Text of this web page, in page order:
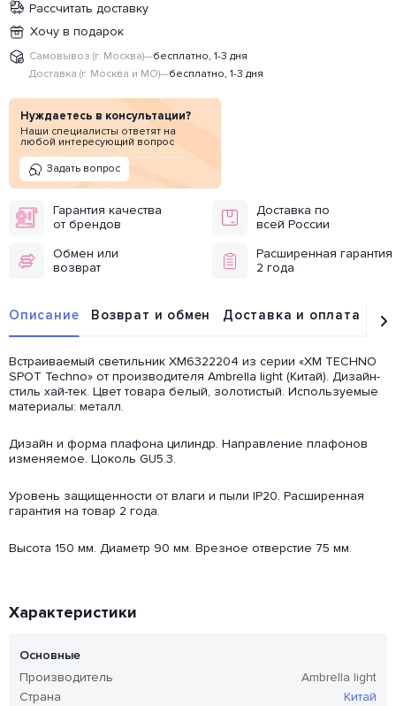
Рассчитать доставку
Хочу в подарок
Самовывоз (г. Москва)—бесплатно, 1-3 дня
Доставка (г. Москва и МО)—бесплатно, 1-3 дня
Нуждаетесь в консультации?
Наши специалисты ответят на
любой интересующий вопрос
Задать вопрос
Гарантия качества
от брендов
Доставка по
всей России
Обмен или
возврат
Расширенная гарантия
2 года
Описание Возврат и обмен Доставка и оплата
Встраиваемый светильник XM6322204 из серии «XM TECHNO
SPOT Techno» от производителя Ambrella light (Китай). Дизайн-
стиль хай-тек. Цвет товара белый, золотистый. Используемые
материалы: металл.
Дизайн и форма плафона цилиндр. Направление плафонов
изменяемое. Цоколь GU5.3.
Уровень защищенности от влаги и пыли IP20. Расширенная
гарантия на товар 2 года.
Высота 150 мм. Диаметр 90 мм. Врезное отверстие 75 мм.
Характеристики
Основные
Производитель
Ambrella light
Страна
Китай